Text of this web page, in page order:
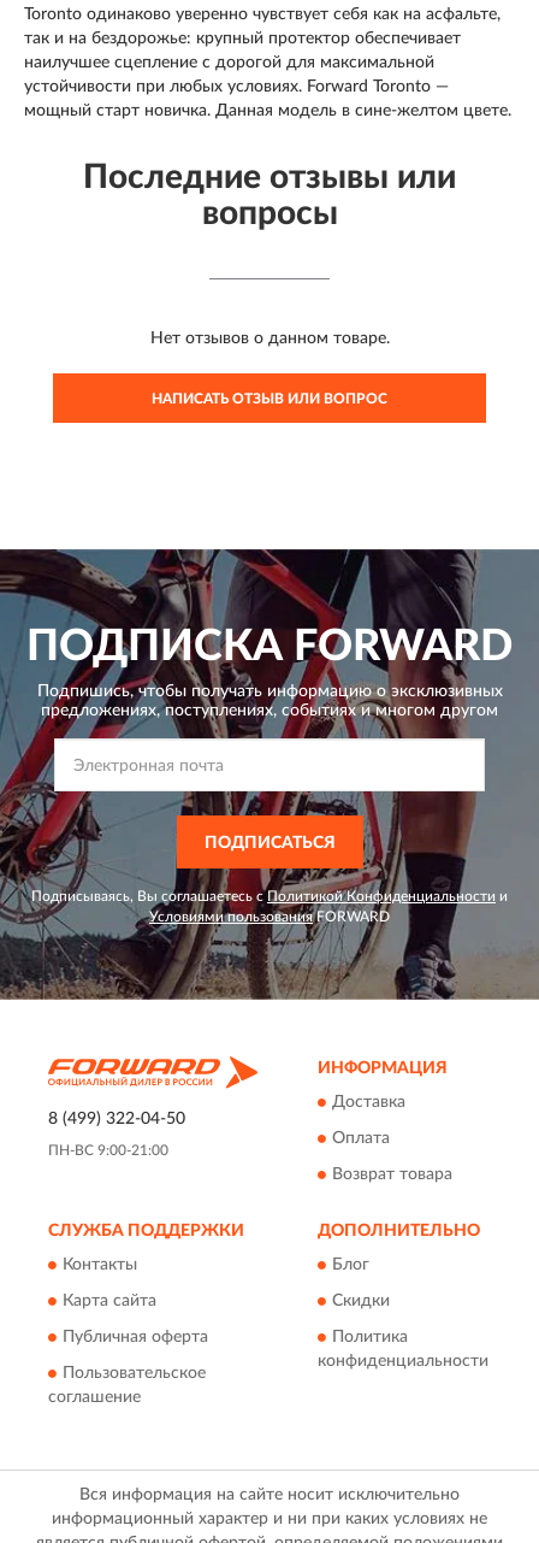
Toronto одинаково уверенно чувствует себя как на асфальте,
так и на бездорожье: крупный протектор обеспечивает
наилучшее сцепление с дорогой для максимальной
устойчивости при любых условиях. Forward Toronto —
мощный старт новичка. Данная модель в сине-желтом цвете.
Последние отзывы или
вопросы
Нет отзывов о данном товаре.
НАПИСАТЬ ОТЗЫВ ИЛИ ВОПРОС
ПОДПИСКА FORWARD
Подпишись, чтобы получать информацию о эксклюзивных
предложениях,поступлениях, событиях и многом другом
ПОДПИСАТЬСЯ
Подписываясь, Вы соглашаетесь сПолитикой Конфиденциальности и
Условиями пользованияFORWARD
8 (499) 322-04-50
ПН-ВС 9:00-21:00
ИНФОРМАЦИЯ
Доставка
Оплата
Возврат товара
СЛУЖБА ПОДДЕРЖКИ
Контакты
Карта сайта
Публичная оферта
Пользовательское
соглашение
ДОПОЛНИТЕЛЬНО
Блог
Скидки
Политика
конфиденциальности
Вся информация на сайте носит исключительно
информационный характер и ни при каких условиях не